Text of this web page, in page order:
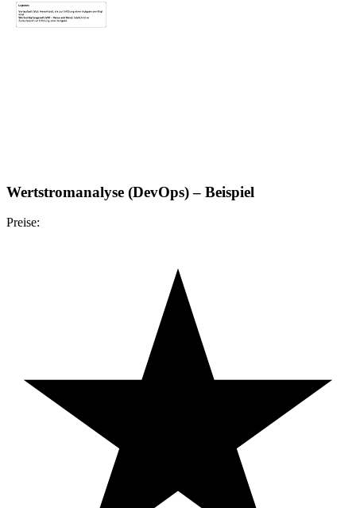
Wertstromanalyse (DevOps) – Beispiel
Preise: